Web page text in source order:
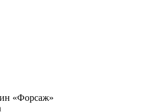
«Форсаж»